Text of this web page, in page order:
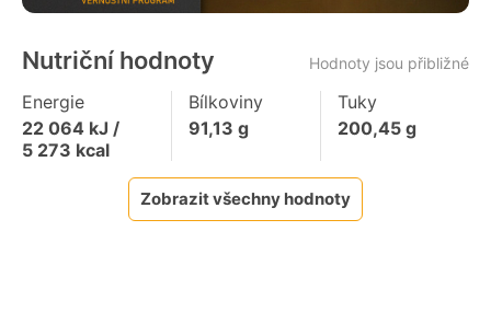
Nutriční hodnoty Hodnoty jsou přibližné
Energie
22 064 kJ /
5 273 kcal
Bílkoviny
91,13 g
Tuky
200,45g
Zobrazit všechny hodnoty